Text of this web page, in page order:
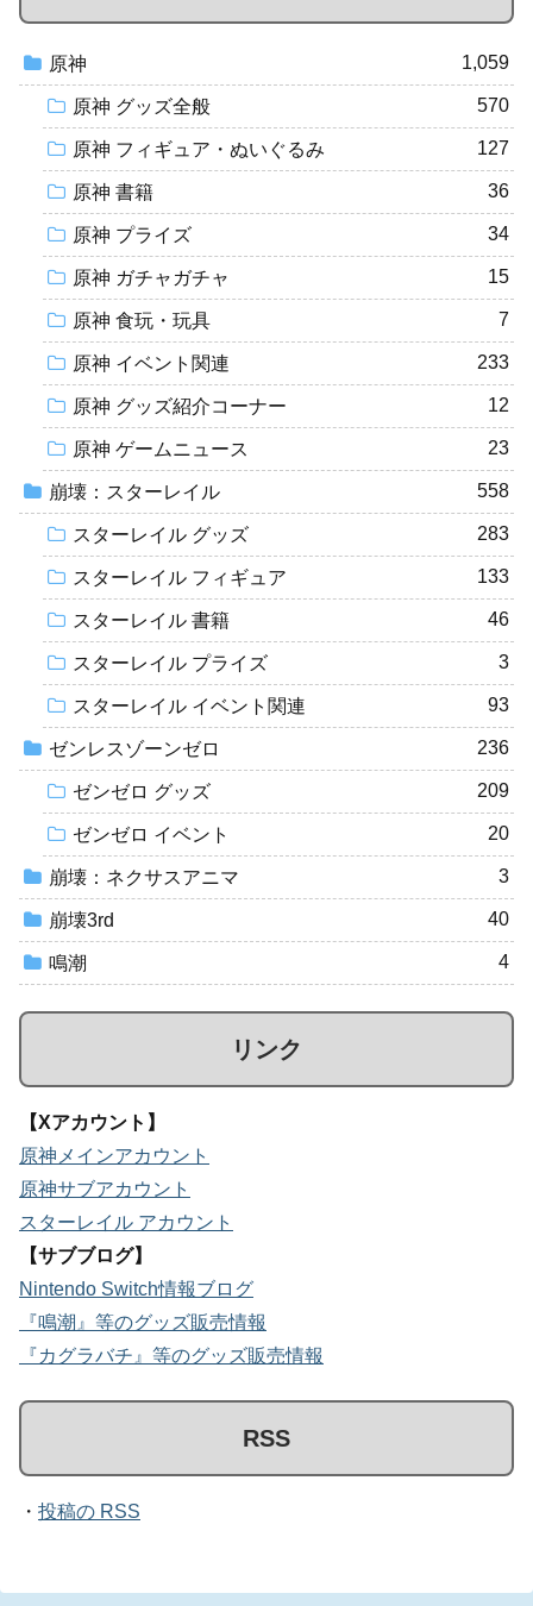
原神 1,059
原神 グッズ全般 570
原神 フィギュア・ぬいぐるみ 127
原神 書籍 36
原神 プライズ 34
原神 ガチャガチャ 15
原神 食玩・玩具 7
原神 イベント関連 233
原神 グッズ紹介コーナー 12
原神 ゲームニュース 23
崩壊：スターレイル 558
スターレイル グッズ 283
スターレイル フィギュア 133
スターレイル 書籍 46
スターレイル プライズ 3
スターレイル イベント関連 93
ゼンレスゾーンゼロ 236
ゼンゼロ グッズ 209
ゼンゼロ イベント 20
崩壊：ネクサスアニマ 3
崩壊3rd 40
鳴潮 4
リンク
【Xアカウント】
原神メインアカウント
原神サブアカウント
スターレイル アカウント
【サブブログ】
Nintendo Switch情報ブログ
『鳴潮』等のグッズ販売情報
『カグラバチ』等のグッズ販売情報
RSS
・ 投稿の RSS